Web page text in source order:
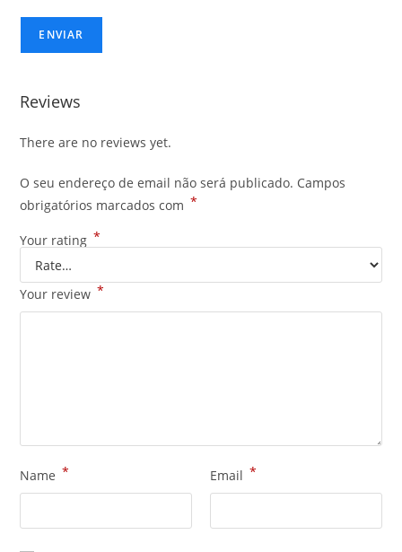
Reviews
There are no reviews yet.
O seu endereço de email não será publicado. Campos
obrigatórios marcados com *
Your rating *
Your review *
Name * Email *